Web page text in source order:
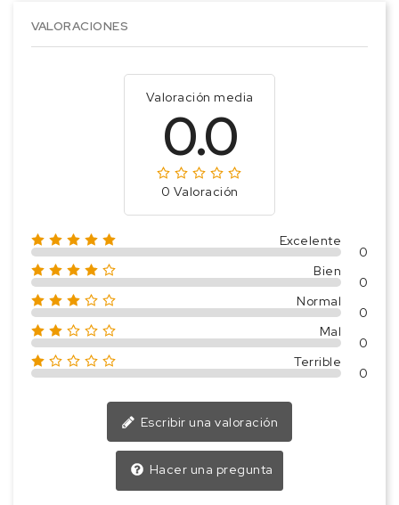
VALORACIONES
Valoración media
0.0
0 Valoración
Excelente
0
Bien
0
Normal
0
Mal
0
Terrible
0
Escribir una valoración
Hacer una pregunta